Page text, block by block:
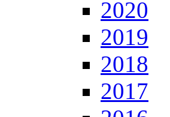
2020
2019
2018
2017